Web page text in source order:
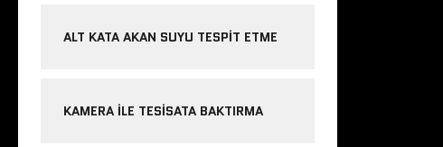
ALT KATA AKAN SUYU TESPIT ETME
KAMERA ILE TESISATA BAKTIRMA